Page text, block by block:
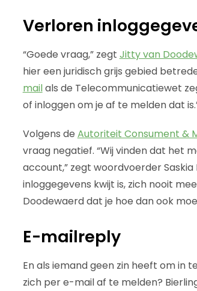
Verloren
“Goede vraag,” zegt Jitty van
hier een juridisch grijs gebied
mailals de Telecommunicatiewet
of inloggen om je af te melden dat
Volgens de Autoriteit Consument &
vraag negatief. “Wij vinden dat het
account,” zegt woordvoerder
inloggegevens kwijt is, zich nooit
Doodewaerd dat je hoe dan ook
E-mailreply
En als iemand geen zin heeft om in
zich per e-mail af te melden?